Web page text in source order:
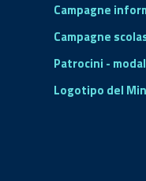
Campagne
Campagne
Patrocini -
Logotipo del